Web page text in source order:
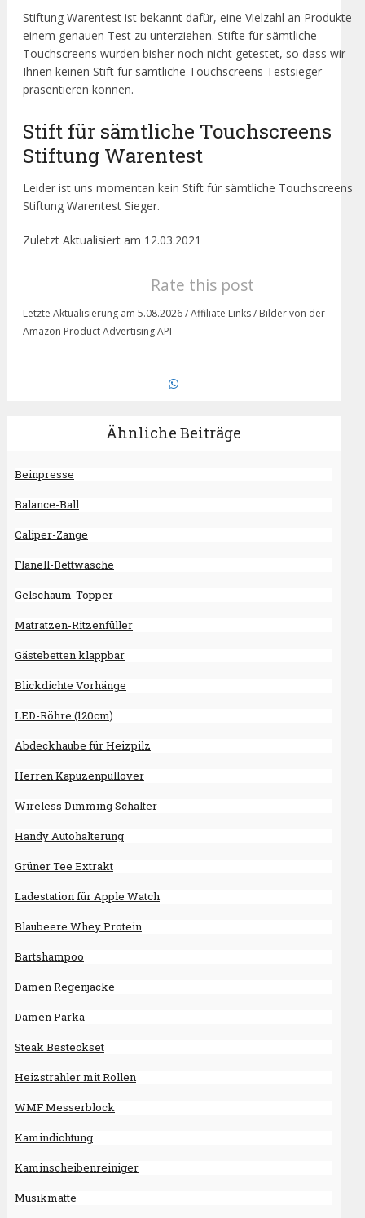
Stiftung Warentest ist bekannt dafür, eine Vielzahl an Produkte
einem genauen Test zu unterziehen. Stifte für sämtliche
Touchscreens wurden bisher noch nicht getestet, so dass wir
Ihnen keinen Stift für sämtliche Touchscreens Testsieger
präsentieren können.
Stift für sämtliche Touchscreens
Stiftung Warentest
Leider ist uns momentan kein Stift für sämtliche Touchscreens
Stiftung Warentest Sieger.
Zuletzt Aktualisiert am 12.03.2021
Rate this post
Letzte Aktualisierung am 5.08.2026 / Affiliate Links / Bilder von der
Amazon Product Advertising API
Ähnliche Beiträge
Beinpresse
Balance-Ball
Caliper-Zange
Flanell-Bettwäsche
Gelschaum-Topper
Matratzen-Ritzenfüller
Gästebetten klappbar
Blickdichte Vorhänge
LED-Röhre (120cm)
Abdeckhaube für Heizpilz
Herren Kapuzenpullover
Wireless Dimming Schalter
Handy Autohalterung
Grüner Tee Extrakt
Ladestation für Apple Watch
Blaubeere Whey Protein
Bartshampoo
Damen Regenjacke
Damen Parka
Steak Besteckset
Heizstrahler mit Rollen
WMF Messerblock
Kamindichtung
Kaminscheibenreiniger
Musikmatte